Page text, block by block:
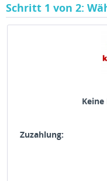
Schritt 1 von 2:
Zuzahlung: